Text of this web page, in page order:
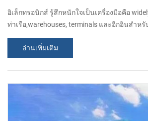
อิเล็กทรอนิกส์ รู้สึกหนักใจเป็นเครื่องมือคือ
ท่าเรือ,warehouses, terminals และอีกอินสำห
วัตถุดิบบนรู้สึกหนักใจอุปกรณ์ อิเล็กทรอนิกส์ ปรั
บรรทุกเครื่องอิเลคโทรนิคปรับขนาด,ล็อกอิเล็ก
ขนาด,quantitative packaging สะเก็ดเหล็กปรั
ปกติแล้วโดยปรับขนาดร่างของรู้สึกหนักใจ เซน
เครื่องจักรการส่งถ่ายข้อมูลและการ...
อ่านเพิ่มเติม